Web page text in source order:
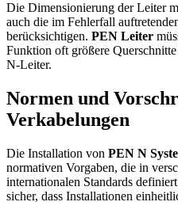
Die Dimensionierung der Leiter
auch die im Fehlerfall
berücksichtigen. PEN Leiter
Funktion oft größere
N-Leiter.
Normen und
Verkabelungen
Die Installation von PEN N
normativen Vorgaben, die in
internationalen Standards
sicher, dass Installationen